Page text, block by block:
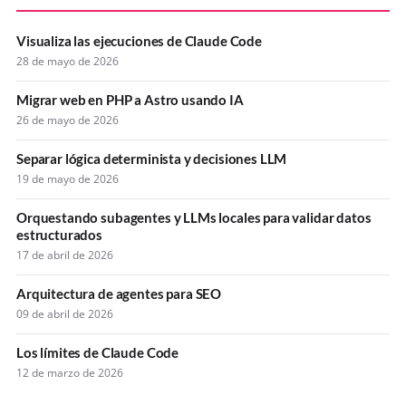
Visualiza las ejecuciones de Claude Code
28 de mayo de 2026
Migrar web en PHP a Astro usando IA
26 de mayo de 2026
Separar lógica determinista y decisiones LLM
19 de mayo de 2026
Orquestando subagentes y LLMs locales para validar datos
estructurados
17 de abril de 2026
Arquitectura de agentes para SEO
09 de abril de 2026
Los límites de Claude Code
12 de marzo de 2026